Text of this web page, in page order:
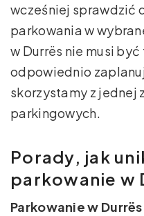
wcześniej sprawdzić
parkowania w
w Durrës nie musi
odpowiednio
skorzystamy z jednej
parkingowych.
Porady, jak
parkowanie w
Parkowanie w Durrës